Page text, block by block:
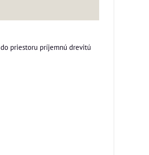
priestoru príjemnú drevitú